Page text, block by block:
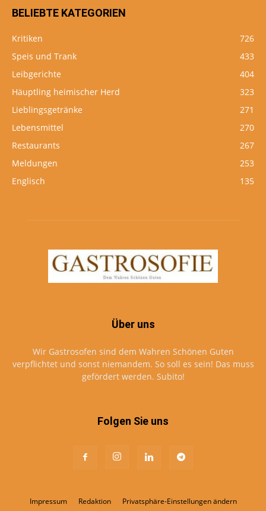
BELIEBTE KATEGORIEN
Kritiken
726
Speis und Trank
433
Leibgerichte
404
Häuptling heimischer Herd
323
Lieblingsgetränke
271
Lebensmittel
270
Restaurants
267
Meldungen
253
Englisch
135
Über uns
Wir Gastrosofen sind dem Wahren Schönen Guten
verpflichtet und sonst niemandem. So soll es sein! Das muss
gefördert werden. Subito!
Folgen Sie uns
Impressum Redaktion Privatsphäre-Einstellungen ändern